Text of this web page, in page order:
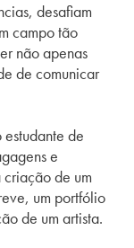
desafiam
campo tão
não apenas
de comunicar
de
e
de um
um portfólio
de um artista.